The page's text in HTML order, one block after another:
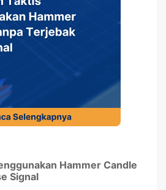
Hammer Candle
Signal